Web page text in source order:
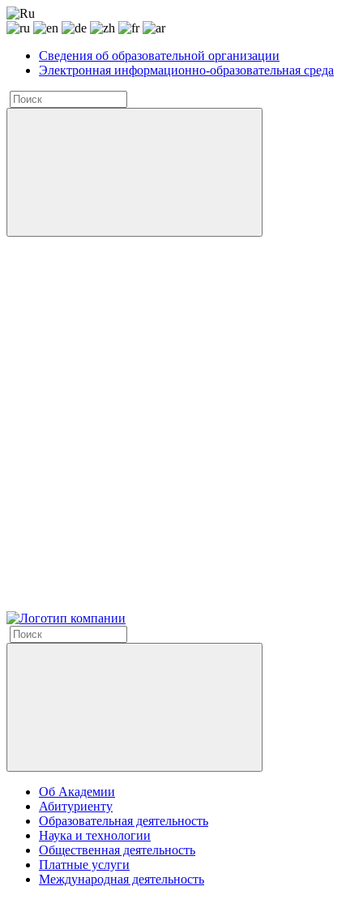
Сведения об образовательной организации
Электронная информационно-образовательная среда
Об Академии
Абитуриенту
Образовательная деятельность
Наука и технологии
Общественная деятельность
Платные услуги
Международная деятельность